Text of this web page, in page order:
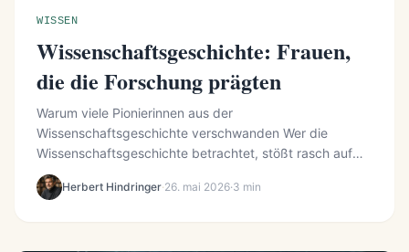
WISSEN
Wissenschaftsgeschichte: Frauen,
die die Forschung prägten
Warum viele Pionierinnen aus der
Wissenschaftsgeschichte verschwanden Wer die
Wissenschaftsgeschichte betrachtet, stößt rasch auf
ein auffälliges Muster: Zahlreiche Entdeckunge...
Herbert Hindringer·26. mai 2026·3 min